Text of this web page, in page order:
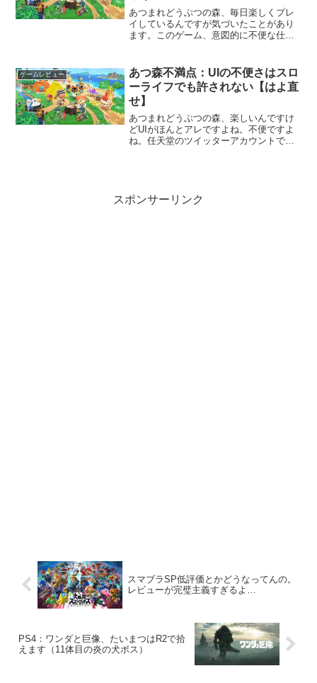
あつまれどうぶつの森、毎日楽しくプレ
イしているんですが気づいたことがあり
ます。このゲーム、意図的に不便な仕様
ゲームには明らかに繰り返しのプレイに
不便な仕様がたくさんあり...
ゲームレビュー
あつ森不満点：UIの不便さはスロ
ーライフでも許されない【はよ直
せ】
あつまれどうぶつの森、楽しいんですけ
どUIがほんとアレですよね。不便ですよ
ね。任天堂のツイッターアカウントでも
スポンサーリンク
スマブラSP低評価とかどうなってんの。
レビューが完璧主義すぎるよ…
PS4：ワンダと巨像、たいまつはR2で拾
えます（11体目の炎の犬ボス）